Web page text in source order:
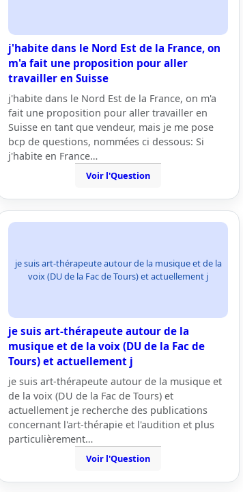
j'habite dans le Nord Est de la France, on
m'a fait une proposition pour aller
travailler en Suisse
j'habite dans le Nord Est de la France, on m'a
fait une proposition pour aller travailler en
Suisse en tant que vendeur, mais je me pose
bcp de questions, nommées ci dessous: Si
j'habite en France…
Voir l'Question
je suis art-thérapeute autour de la musique et de la
voix (DU de la Fac de Tours) et actuellement j
je suis art-thérapeute autour de la
musique et de la voix (DU de la Fac de
Tours) et actuellement j
je suis art-thérapeute autour de la musique et
de la voix (DU de la Fac de Tours) et
actuellement je recherche des publications
concernant l'art-thérapie et l'audition et plus
particulièrement…
Voir l'Question